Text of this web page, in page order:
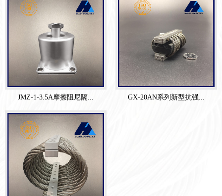
JMZ-1-3.5A摩擦阻尼隔... GX-20AN系列新型抗强...